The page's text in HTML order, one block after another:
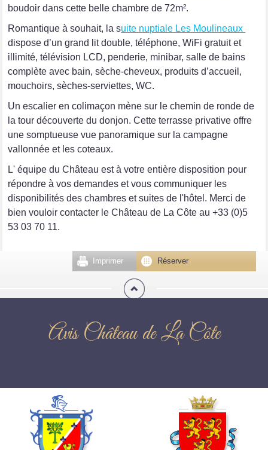
boudoir dans cette belle chambre de 72m².
Romantique à souhait, la suite nuptiale Les Moulineaux
dispose d’un grand lit double, téléphone, WiFi gratuit et
illimité, télévision LCD, penderie, minibar, salle de bains
complète avec bain, sèche-cheveux, produits d’accueil,
mouchoirs, sèches-serviettes, WC.
Un escalier en colimaçon mène sur le chemin de ronde de
la tour découverte du donjon. Cette terrasse privative offre
une somptueuse vue panoramique sur la campagne
vallonnée et les coteaux.
L' équipe du Château est à votre entière disposition pour
répondre à vos demandes et vous communiquer les
disponibilités des chambres et suites de l'hôtel. Merci de
bien vouloir contacter le Château de La Côte au +33 (0)5
53 03 70 11.
Réserver
Imprimer
Avis Château de La Côte